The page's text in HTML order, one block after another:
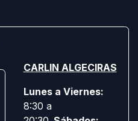
CARLIN ALGECIRAS
Lunes a Viernes:
8:30 a